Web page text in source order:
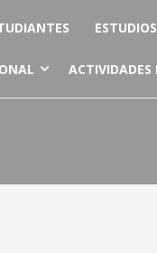
ESTUDIOS
ACTIVIDADES